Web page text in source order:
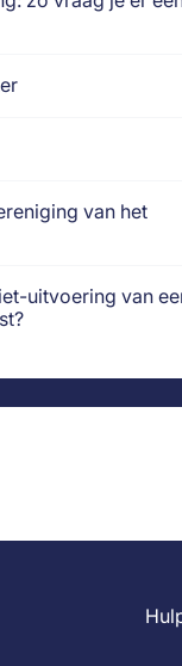
van het
uitvoering van